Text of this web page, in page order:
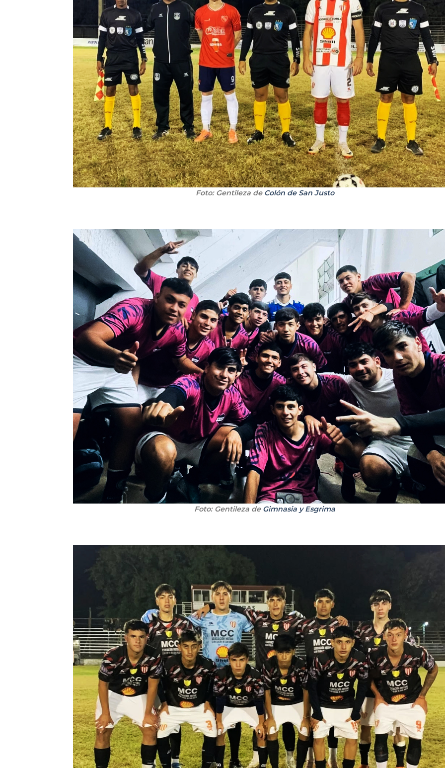
Foto: Gentileza de Colón de San Justo
Foto: Gentileza de Gimnasia y Esgrima